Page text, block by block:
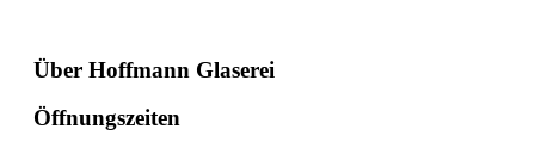
Über Hoffmann Glaserei
Öffnungszeiten